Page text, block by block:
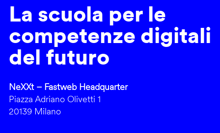
La scuola per le
competenze digitali
del futuro
NeXXt – Fastweb Headquarter
Piazza Adriano Olivetti 1
20139 Milano